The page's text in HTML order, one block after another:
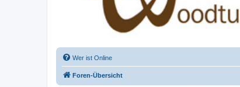
Wer ist Online
Foren-Übersicht